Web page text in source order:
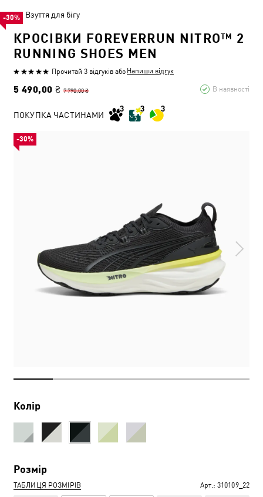
Взуття для бігу
КРОСІВКИ FOREVERRUN NITRO™ 2
RUNNING SHOES MEN
Прочитай 3 відгуків або Напиши відгук
5 490,00 ₴ 7 790,00 ₴ В наявності
-30%
ПОКУПКА ЧАСТИНАМИ
Колір
Розмір
ТАБЛИЦЯ РОЗМІРІВ Арт.: 310109_22
-30%